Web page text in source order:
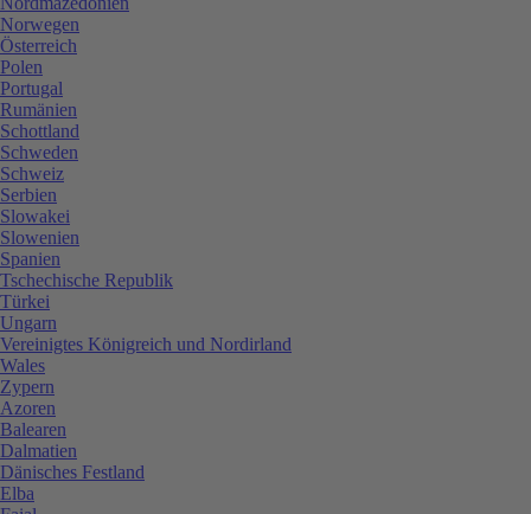
Norwegen
Österreich
Polen
Portugal
Rumänien
Schottland
Schweden
Schweiz
Serbien
Slowakei
Slowenien
Spanien
Tschechische Republik
Türkei
Ungarn
Vereinigtes Königreich und Nordirland
Wales
Zypern
Azoren
Balearen
Dalmatien
Dänisches Festland
Elba